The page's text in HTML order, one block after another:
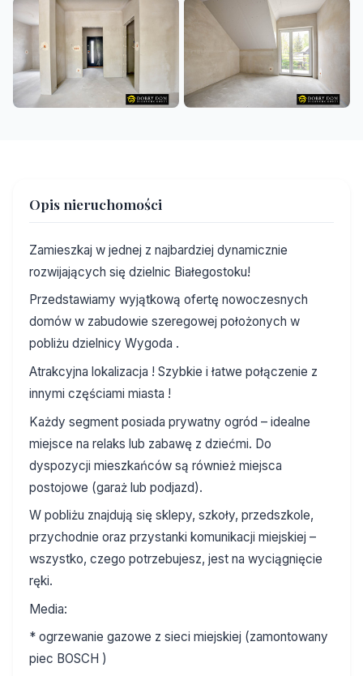
Opis nieruchomości
Zamieszkaj w jednej z najbardziej dynamicznie
rozwijających się dzielnic Białegostoku!
Przedstawiamy wyjątkową ofertę nowoczesnych
domów w zabudowie szeregowej położonych w
pobliżu dzielnicy Wygoda .
Atrakcyjna lokalizacja ! Szybkie i łatwe połączenie z
innymi częściami miasta !
Każdy segment posiada prywatny ogród – idealne
miejsce na relaks lub zabawę z dziećmi. Do
dyspozycji mieszkańców są również miejsca
postojowe (garaż lub podjazd).
W pobliżu znajdują się sklepy, szkoły, przedszkole,
przychodnie oraz przystanki komunikacji miejskiej –
wszystko, czego potrzebujesz, jest na wyciągnięcie
ręki.
Media:
* ogrzewanie gazowe z sieci miejskiej (zamontowany
piec BOSCH )